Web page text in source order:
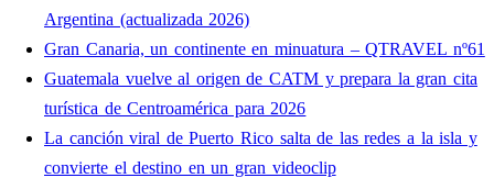
Argentina (actualizada 2026)
Gran Canaria, un continente en minuatura – QTRAVEL nº61
Guatemala vuelve al origen de CATM y prepara la gran cita
turística de Centroamérica para 2026
La canción viral de Puerto Rico salta de las redes a la isla y
convierte el destino en un gran videoclip